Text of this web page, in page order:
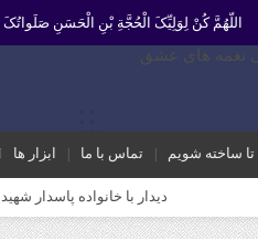
اللّهُمَّ کُنْ لِوَلِیِّکَ الْحُجَّةِ بْنِ الْحَسَنِ صَلَواتُکَ
ساخته شویم تماس با ما ابزار ها
خانواده پاسدار شهید سروش میرعالی